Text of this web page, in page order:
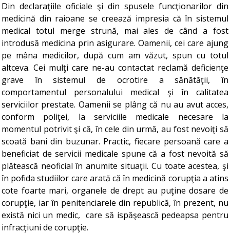
Din declaraţiile oficiale şi din spusele funcţionarilor din
medicină din raioane se creează impresia că în sistemul
medical totul merge strună, mai ales de când a fost
introdusă medicina prin asigurare. Oamenii, cei care ajung
pe mâna medicilor, după cum am văzut, spun cu totul
altceva. Cei mulţi care ne-au contactat reclamă deficienţe
grave în sistemul de ocrotire a sănătăţii, în
comportamentul personalului medical şi în calitatea
serviciilor prestate. Oamenii se plâng că nu au avut acces,
conform poliţei, la serviciile medicale necesare la
momentul potrivit şi că, în cele din urmă, au fost nevoiţi să
scoată bani din buzunar. Practic, fiecare persoană care a
beneficiat de servicii medicale spune că a fost nevoită să
plătească neoficial în anumite situaţii. Cu toate acestea, şi
în pofida studiilor care arată că în medicină corupţia a atins
cote foarte mari, organele de drept au puţine dosare de
corupţie, iar în penitenciarele din republică, în prezent, nu
există nici un medic, care să ispăşească pedeapsa pentru
infracţiuni de corupţie.